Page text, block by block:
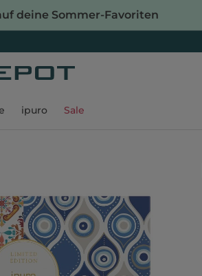
deine Sommer-Favoriten
ipuro Sale